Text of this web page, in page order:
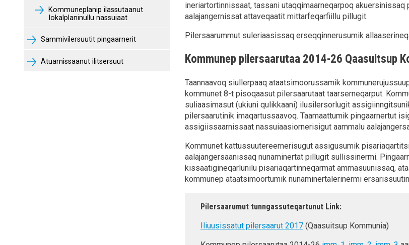
Kommuneplanip ilassutaanut
lokalplaninullu nassuiaat
Sammivilersuutit pingaarnerit
Atuarnissaanut ilitsersuut
ineriartortinnissaat, tassani utaqqimaarneqarpoq
aalajangernissat attaveqaatit mittarfeqarfiillu pillugit.
Pilersaarummut suleriaasissaq erseqqinnerusumik
Kommunep pilersaarutaa 2014-26 Qaasuitsup
Taannaavoq siullerpaaq ataatsimoorussamik
kommunet 8-t pisoqaasut pilersaarutaat taarserneqarput.
suliaasimasut (ukiuni qulikkaani) ilusilersorlugit
pilersaarutinik imaqartussaavoq. Taamaattumik pingaarnertut
assigiissaarnissaat nassuiaasiornerisigut aammalu
Kommunet kattussuutereernerisugut assigusumik
aalajangersaanissaq nunaminertat pillugit sullissinermi.
kissaatigineqarlunilu pisariaqartinneqarmat ammasuunissaq,
kommunep ataatsimoortumik nunaminertalerinermi
Pilersaarumut tunngassuteqartunut Link:
Iliuusissatut pilersaarut 2017 (Qaasuitsup Kommunia)